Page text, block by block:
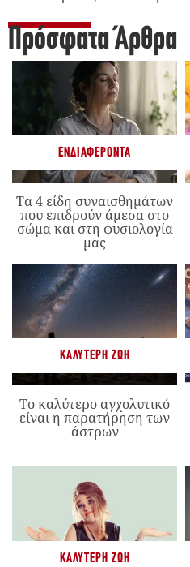
Πρόσφατα Άρθρα
ΕΝΔΙΑΦΈΡΟΝΤΑ
Τα 4 είδη συναισθημάτων
που επιδρούν άμεσα στο
σώμα και στη φυσιολογία
μας
ΚΑΛΎΤΕΡΗ ΖΩΉ
Το καλύτερο αγχολυτικό
είναι η παρατήρηση των
άστρων
ΚΑΛΎΤΕΡΗ ΖΩΉ